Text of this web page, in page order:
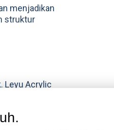
menjadikan
struktur
Leyu Acrylic
(Xuzhou
kreatif.